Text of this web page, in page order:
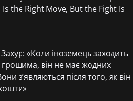
the Right Move, But the Fight Is
«Коли іноземець заходить
грошима, він не має жодних
з’являються після того, як він